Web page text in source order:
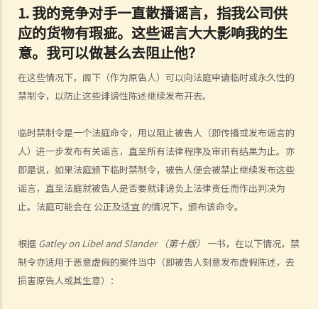
1. 我的竞争对手一直散播谣言，指我公司供
应的货物有瑕疵。这些谣言大大影响我的生
意。我可以做甚么去阻止他？
在这些情况下，阁下（作为原告人）可以向法庭申请临时或永久性的
禁制令，以防止这些诽谤性陈述继续发布开去。
临时禁制令是一个法庭命令，用以阻止被告人（即传播或发布谣言的
人）进一步发布有关谣言，直至所有法律程序及审讯有结果为止。亦
即是说，如果法庭颁下临时禁制令，被告人便会被禁止继续发布这些
谣言，直至法庭就被告人是否要就诽谤负上法律责任而作出判决为
止。法庭可能会在 公正及适宜 的情况下，颁布该命令。
根据 Gatley on Libel and Slander （第十版） 一书，在以下情况，禁
制令亦适用于恶意虚假的案件当中（即被告人刻意发布虚假陈述，去
损害原告人或其生意）：
到政府的免费法律援助吗？
「诽谤性」的意思
1. 如果我写了或讲过一个人的负面事情，但其实我无意诋毁他，我是否
仍然要就诽谤负上法律责任？
2. 由于不同的人对同一字句可能有不同的诠释、不同的接受程度或不同
的来龙去脉、环境或地点，会影响到决定吗？
3. 受争议的字句刊登在一篇文章内，而该文章只有部分内容可能会构成
诽谤，在这个情况下，怎样去决定有关字句的意思？
4. 一个人的动作可否带有诽谤性的意思？
5. 如某人随意为他的朋友改花名（例如叫一名熟朋友做「肥猪」），他
6. 我们都对演艺界人士的私生活都感兴趣，所以会经常讨论由传媒报导
的娱乐圈新闻，而这些新闻故事亦可能会对演艺界人士造成不良效果。
这些传媒工作者是否要就诽谤负上法律责任？